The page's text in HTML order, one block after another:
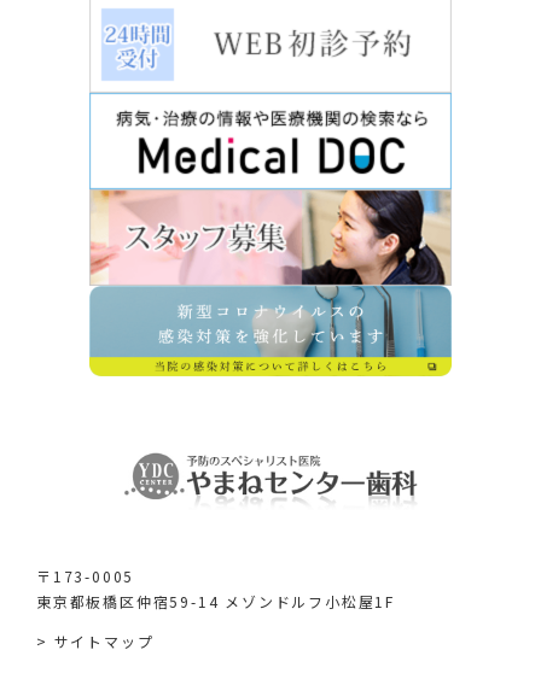
〒173-0005
東京都板橋区仲宿59-14 メゾンドルフ小松屋1F
> サイトマップ